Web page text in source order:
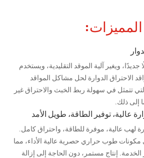
جديدًا، ويغير آلية الموقد التقليدية، ويستخدم
الاحتراق الدوارة لحل مشاكل المواقد
التي تتمثل في سهولة ربط الخبث والاحتراق غير
إلى ذلك.
عالية، توفير الطاقة، طويل الأمد
لهب عالية، موفرة للطاقة، واحتراق كامل.
مكونات طوب حراري حصرية عالية الأداء، مما
إنتاج مستمر، دون الحاجة إلى إزالة